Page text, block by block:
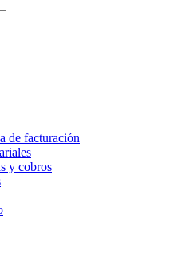
de facturación
y cobros